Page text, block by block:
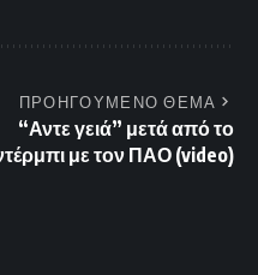
ΠΡΟΗΓΟΥΜΕΝΟ ΘΕΜΑ
“Αντε γειά” μετά από το
με τον ΠΑΟ (video)